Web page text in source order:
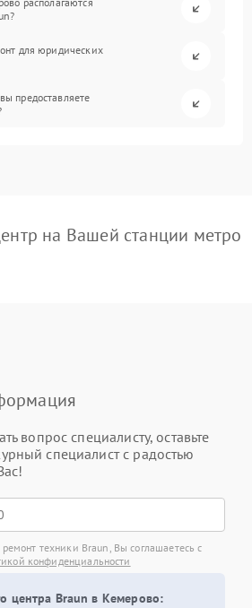
для юридических
предоставляете
на Вашей станции метро
вопрос специалисту, оставьте
специалист с радостью
техники Braun, Вы соглашаетесь с
конфиденциальности
центра Braun в Кемерово: